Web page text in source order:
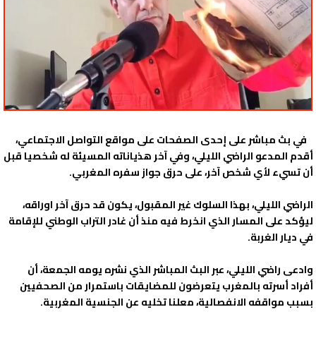
في بث مباشر على إحدى الصفحات على مواقع التواصل الاجتماعي،
أقدم المدعو الراضي الليلي، وفي آخر هذياناته المسيئة له شخصيا قبل
أن تسيء لأي شخص آخر، على حرق جواز سفره المغربي.
الراضي الليلي، بهذا السلوك غير المقبول، يكون قد حرق آخر اوراقه،
ليؤكد على المسار الذي انخرط فيه منذ أن غادر التراب الوطني للإقامة
في ديار الغربة.
وادعى راضي الليلي، عبر البث المباشر الذي نشره يومه الجمعة، أن
أفراد أسرته بالمغرب يتعرضون للمضايقات باستمرار من الصحفيين
بسبب مواقفه الانفصالية، معلنا تخليه عن الجنسية المغربية.